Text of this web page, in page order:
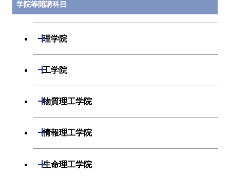
学院等開講科目
理学院
開閉
物理学コース
化学系
開閉
専門科目
工学院
開閉
機械系
開閉
エネルギーコース
システム制御コース
電気電子系
開閉
物質理工学院
開閉
材料系
開閉
情報理工学院
開閉
数理・計算科学系
開閉
生命理工学院
開閉